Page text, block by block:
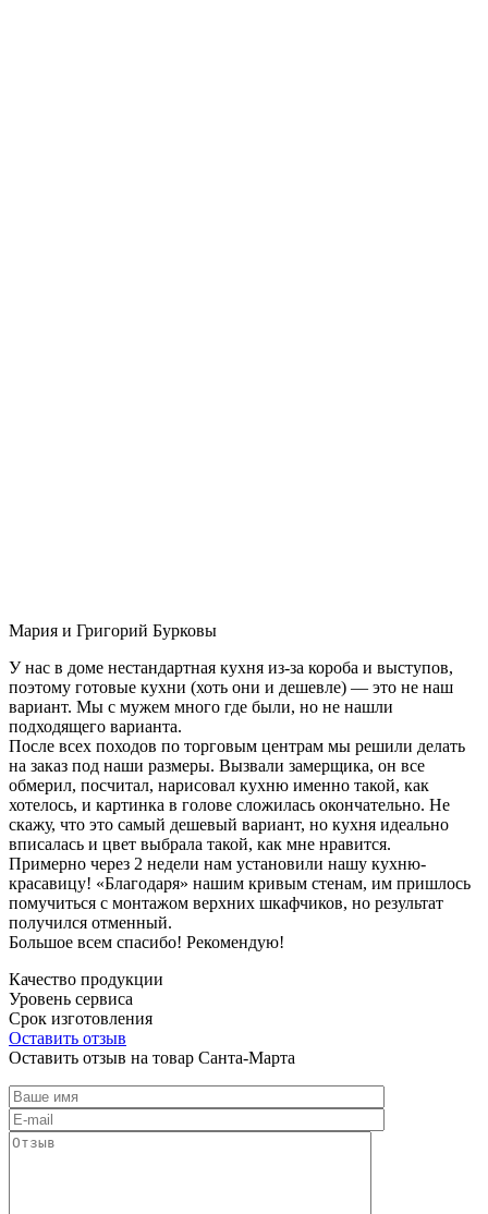
Мария и Григорий Бурковы
У нас в доме нестандартная кухня из-за короба и выступов,
поэтому готовые кухни (хоть они и дешевле) — это не наш
вариант. Мы с мужем много где были, но не нашли
подходящего варианта.
После всех походов по торговым центрам мы решили делать
на заказ под наши размеры. Вызвали замерщика, он все
обмерил, посчитал, нарисовал кухню именно такой, как
хотелось, и картинка в голове сложилась окончательно. Не
скажу, что это самый дешевый вариант, но кухня идеально
вписалась и цвет выбрала такой, как мне нравится.
Примерно через 2 недели нам установили нашу кухню-
красавицу! «Благодаря» нашим кривым стенам, им пришлось
помучиться с монтажом верхних шкафчиков, но результат
получился отменный.
Большое всем спасибо! Рекомендую!
Качество продукции
Уровень сервиса
Срок изготовления
Оставить отзыв
Оставить отзыв на товар Санта-Марта